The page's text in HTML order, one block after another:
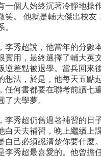
一個人始終沉著冷靜地操
笑。 他就是輔大傑出校
。
李秀超說，他當年的分數
實用，最終選擇了輔大英
逆差點被退學。當兵回來
想法，於是，他每天五點
任何書都要在聯考前讀七
了大學夢。
李秀超仍舊過著補習的日
白天去補習，晚上繼續上
自己必須認清楚你要什麼
李秀超最喜愛的。他曾擔